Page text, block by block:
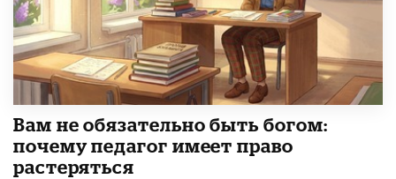
​Вам не обязательно быть богом:
почему педагог имеет право
растеряться